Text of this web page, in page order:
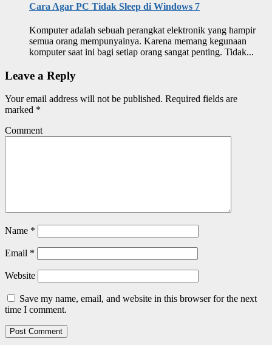
Cara Agar PC Tidak Sleep di Windows 7
Komputer adalah sebuah perangkat elektronik yang hampir
semua orang mempunyainya. Karena memang kegunaan
komputer saat ini bagi setiap orang sangat penting. Tidak...
Leave a Reply
Your email address will not be published. Required fields are
marked *
Comment
Name *
Email *
Website
Save my name, email, and website in this browser for the next
time I comment.